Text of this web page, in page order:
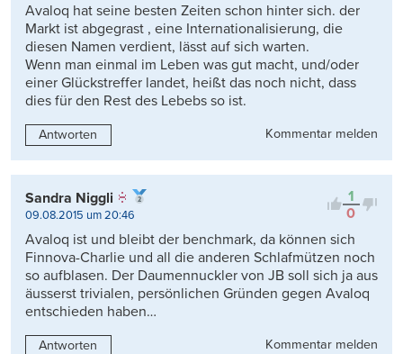
Avaloq hat seine besten Zeiten schon hinter sich. der
Markt ist abgegrast , eine Internationalisierung, die
diesen Namen verdient, lässt auf sich warten.
Wenn man einmal im Leben was gut macht, und/oder
einer Glückstreffer landet, heißt das noch nicht, dass
dies für den Rest des Lebebs so ist.
Antworten Kommentar melden
1
0
Sandra Niggli
09.08.2015 um 20:46
Avaloq ist und bleibt der benchmark, da können sich
Finnova-Charlie und all die anderen Schlafmützen noch
so aufblasen. Der Daumennuckler von JB soll sich ja aus
äusserst trivialen, persönlichen Gründen gegen Avaloq
entschieden haben…
Antworten
Kommentar melden